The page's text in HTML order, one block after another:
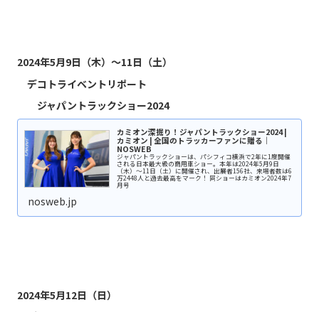
2024年5月9日（木）〜11日（土）
デコトライベントリポート
ジャパントラックショー2024
カミオン深掘り！ジャパントラックショー2024 |
カミオン | 全国のトラッカーファンに贈る｜
NOSWEB
ジャパントラックショーは、パシフィコ横浜で2年に1度開催
される日本最大級の商用車ショー。本年は2024年5月9日
（木）〜11日（土）に開催され、出展者156社、来場者数は6
万2448人と過去最高をマーク！ 同ショーはカミオン2024年7
月号
nosweb.jp
2024年5月12日（日）